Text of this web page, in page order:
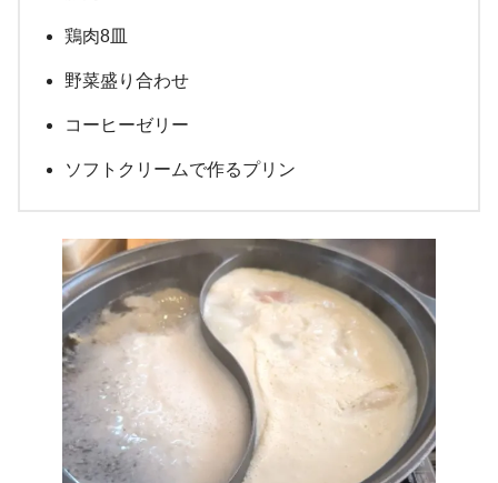
鶏肉8皿
野菜盛り合わせ
コーヒーゼリー
ソフトクリームで作るプリン